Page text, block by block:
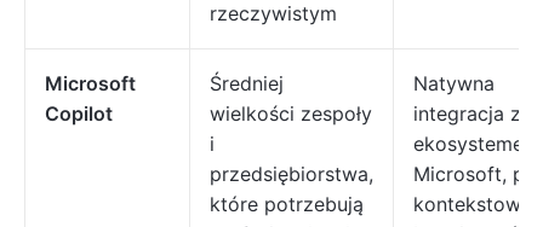
rzeczywistym
Microsoft
Copilot
Średniej
wielkości zespoły
i
przedsiębiorstwa,
które potrzebują
Natywna
integracja z
ekosystemem
Microsoft,
kontekstowa i